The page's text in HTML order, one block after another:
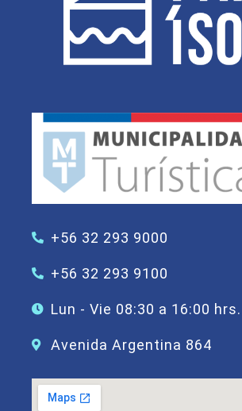
+56 32 293 9000
+56 32 293 9100
Lun - Vie 08:30 a 16:00 hrs.
Avenida Argentina 864